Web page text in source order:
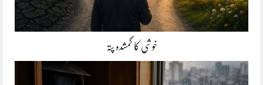
خوشی کا گمشدہ پتہ